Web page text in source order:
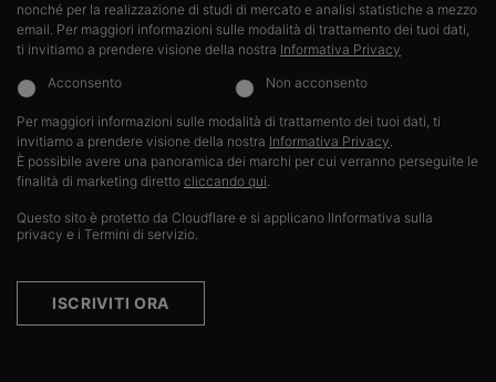
nonché per la realizzazione di studi di mercato e analisi statistiche a mezzo
email. Per maggiori informazioni sulle modalità di trattamento dei tuoi dati,
ti invitiamo a prendere visione della nostra Informativa Privacy
Acconsento
Non acconsento
Per maggiori informazioni sulle modalità di trattamento dei tuoi dati, ti
invitiamo a prendere visione della nostra Informativa Privacy.​
È possibile avere una panoramica dei marchi per cui verranno perseguite le
finalità di marketing diretto cliccando qui.
Questo sito è protetto da Cloudflare e si applicano lInformativa sulla
privacy e i Termini di servizio.
ISCRIVITI ORA